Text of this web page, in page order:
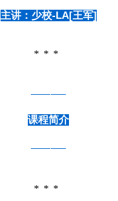
主讲：少校-LA[王军]
———–
课程简介
———–